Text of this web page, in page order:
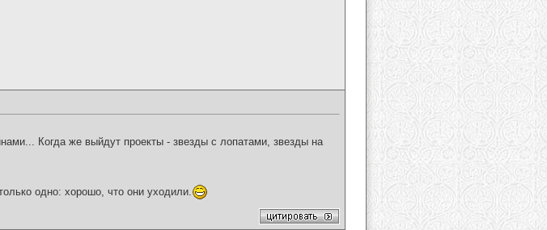
Когда же выйдут проекты - звезды с лопатами, звезды на
одно: хорошо, что они уходили.